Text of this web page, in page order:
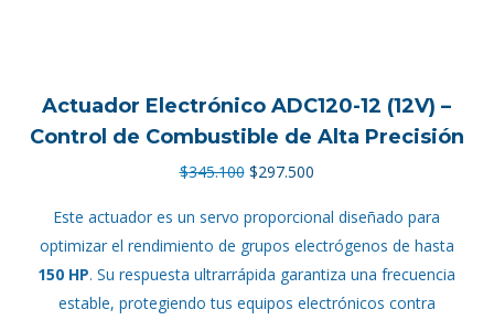
Actuador Electrónico ADC120-12 (12V) –
Control de Combustible de Alta Precisión
$345.100 El
original
era:
$345.100.
$297.500El
actual
es:
$297.500.
Este actuador es un servo proporcional diseñado para
optimizar el rendimiento de grupos electrógenos de hasta
150 HP. Su respuesta ultrarrápida garantiza una frecuencia
estable, protegiendo tus equipos electrónicos contra